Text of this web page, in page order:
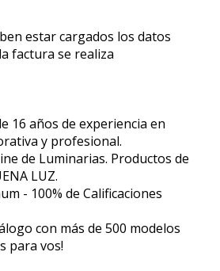
estar cargados los datos
factura se realiza
16 años de experiencia en
y profesional.
de Luminarias. Productos de
LUZ.
- 100% de Calificaciones
con más de 500 modelos
para vos!